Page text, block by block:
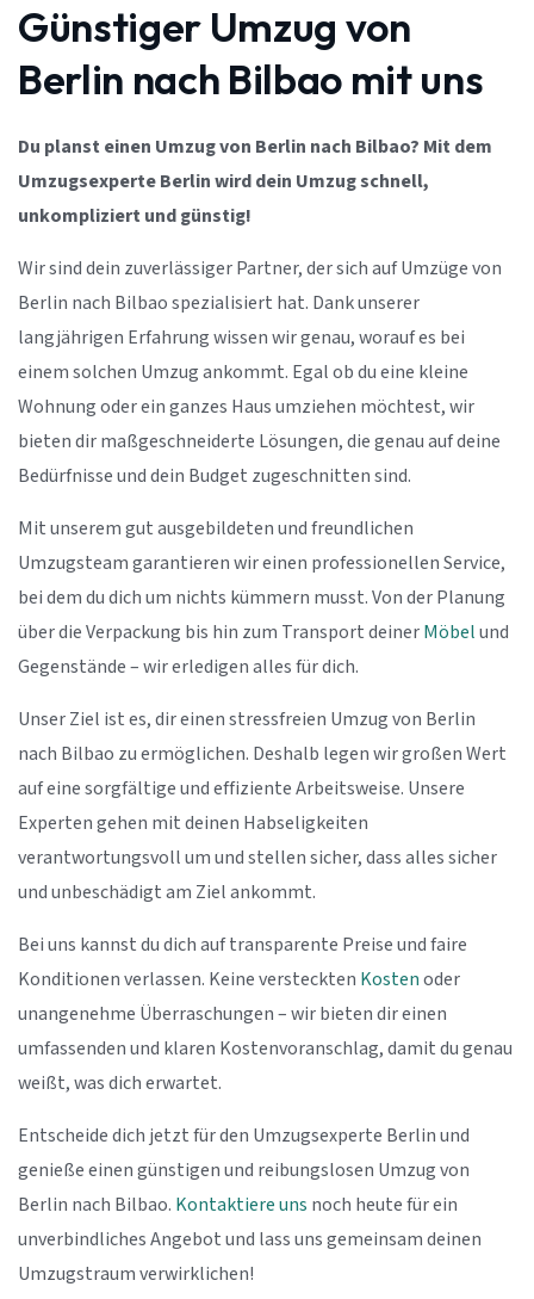
Günstiger Umzug von
Berlin nach Bilbao mit uns
Du planst einen Umzug von Berlin nach Bilbao? Mit dem
Umzugsexperte Berlin wird dein Umzug schnell,
unkompliziert und günstig!
Wir sind dein zuverlässiger Partner, der sich auf Umzüge von
Berlin nach Bilbao spezialisiert hat. Dank unserer
langjährigen Erfahrung wissen wir genau, worauf es bei
einem solchen Umzug ankommt. Egal ob du eine kleine
Wohnung oder ein ganzes Haus umziehen möchtest, wir
bieten dir maßgeschneiderte Lösungen, die genau auf deine
Bedürfnisse und dein Budget zugeschnitten sind.
Mit unserem gut ausgebildeten und freundlichen
Umzugsteam garantieren wir einen professionellen Service,
bei dem du dich um nichts kümmern musst. Von der Planung
über die Verpackung bis hin zum Transport deinerMöbelund
Gegenstände – wir erledigen alles für dich.
Unser Ziel ist es, dir einen stressfreien Umzug von Berlin
nach Bilbao zu ermöglichen. Deshalb legen wir großen Wert
auf eine sorgfältige und effiziente Arbeitsweise. Unsere
Experten gehen mit deinen Habseligkeiten
verantwortungsvoll um und stellen sicher, dass alles sicher
und unbeschädigt am Ziel ankommt.
Bei uns kannst du dich auf transparente Preise und faire
Konditionen verlassen. Keine versteckten Kostenoder
unangenehme Überraschungen – wir bieten dir einen
umfassenden und klaren Kostenvoranschlag, damit du genau
weißt, was dich erwartet.
Entscheide dich jetzt für den Umzugsexperte Berlin und
genieße einen günstigen und reibungslosen Umzug von
Berlin nach Bilbao. Kontaktiere uns noch heute für ein
unverbindliches Angebot und lass uns gemeinsam deinen
Umzugstraum verwirklichen!